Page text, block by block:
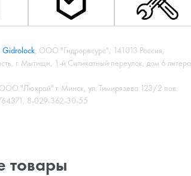
Gidrolock, ООО "Гидроресурс", 141013 Россия,
г. Мытищи, 1-й Силикатный переулок, дом 6 литера
ООО "Люкрай" г. Минск, ул. Тимирязева 123/2 пав.
8-029-362-30-55
товары